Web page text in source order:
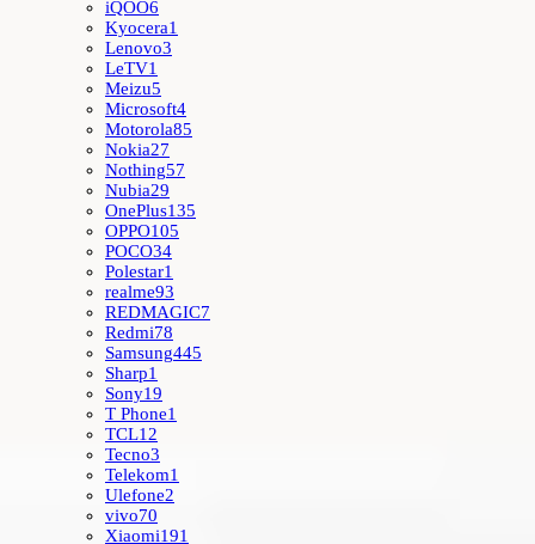
iQOO6
Kyocera1
Lenovo3
LeTV1
Meizu5
Microsoft4
Motorola85
Nokia27
Nothing57
Nubia29
OnePlus135
OPPO105
POCO34
Polestar1
realme93
REDMAGIC7
Redmi78
Samsung445
Sharp1
Sony19
T Phone1
TCL12
Tecno3
Telekom1
Ulefone2
vivo70
Xiaomi191